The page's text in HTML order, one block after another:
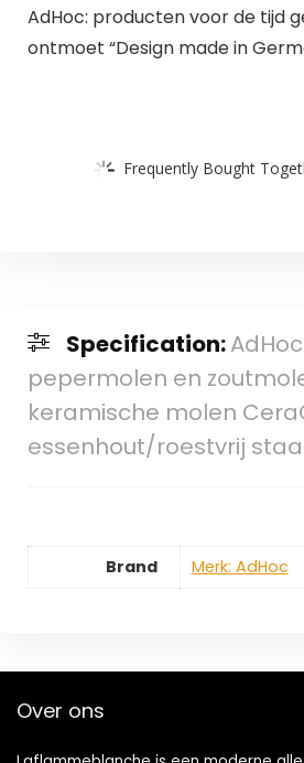
AdHoc: producten voor de tijd
ontmoet “Design made in
Frequently Bought
Specification:
pepermolen en
keramische molen
essenhout/roestvrij
Brand Merk: AdHoc
Over ons